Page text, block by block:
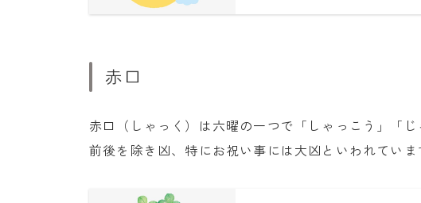
赤口
赤口（しゃっく）は六曜の一つで「しゃっこう」「
前後を除き凶、特にお祝い事には大凶といわれていま